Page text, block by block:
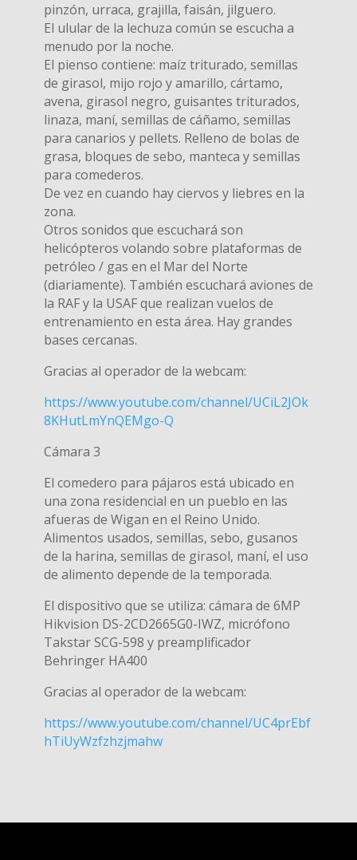
pinzón, urraca, grajilla, faisán, jilguero.
El ulular de la lechuza común se escucha a
menudo por la noche.
El pienso contiene: maíz triturado, semillas
de girasol, mijo rojo y amarillo, cártamo,
avena, girasol negro, guisantes triturados,
linaza, maní, semillas de cáñamo, semillas
para canarios y pellets. Relleno de bolas de
grasa, bloques de sebo, manteca y semillas
para comederos.
De vez en cuando hay ciervos y liebres en la
zona.
Otros sonidos que escuchará son
helicópteros volando sobre plataformas de
petróleo / gas en el Mar del Norte
(diariamente). También escuchará aviones de
la RAF y la USAF que realizan vuelos de
entrenamiento en esta área. Hay grandes
bases cercanas.
Gracias al operador de la webcam:
https://www.youtube.com/channel/UCiL2JOk
8KHutLmYnQEMgo-Q
Cámara 3
El comedero para pájaros está ubicado en
una zona residencial en un pueblo en las
afueras de Wigan en el Reino Unido.
Alimentos usados, semillas, sebo, gusanos
de la harina, semillas de girasol, maní, el uso
de alimento depende de la temporada.
El dispositivo que se utiliza: cámara de 6MP
Hikvision DS-2CD2665G0-IWZ, micrófono
Takstar SCG-598 y preamplificador
Behringer HA400
Gracias al operador de la webcam:
https://www.youtube.com/channel/UC4prEbf
hTiUyWzfzhzjmahw